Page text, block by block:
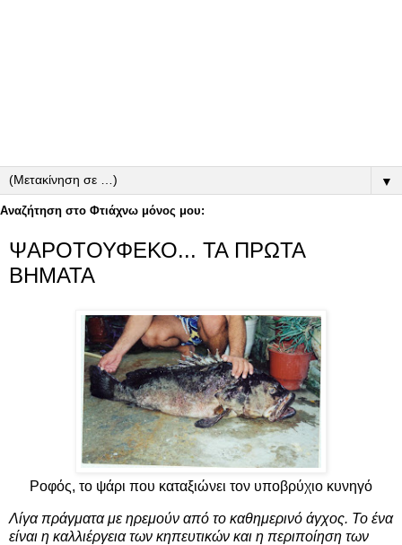
▼
Αναζήτηση στο Φτιάχνω μόνος μου:
ΨΑΡΟΤΟΥΦΕΚΟ... ΤΑ ΠΡΩΤΑ
ΒΗΜΑΤΑ
Ροφός, το ψάρι που καταξιώνει τον υποβρύχιο κυνηγό
Λίγα πράγματα με ηρεμούν από το καθημερινό άγχος. Το ένα
είναι η καλλιέργεια των κηπευτικών και η περιποίηση των